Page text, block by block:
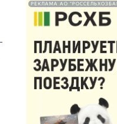
РЕКЛАМА АО